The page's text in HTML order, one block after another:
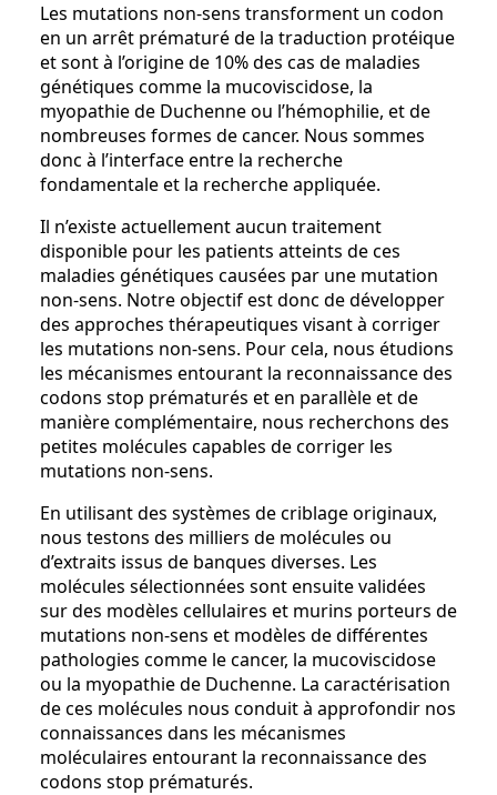
Les mutations non-sens transforment un codon
en un arrêt prématuré de la traduction protéique
et sont à l’origine de 10% des cas de maladies
génétiques comme la mucoviscidose, la
myopathie de Duchenne ou l’hémophilie, et de
nombreuses formes de cancer. Nous sommes
donc à l’interface entre la recherche
fondamentale et la recherche appliquée.
Il n’existe actuellement aucun traitement
disponible pour les patients atteints de ces
maladies génétiques causées par une mutation
non-sens. Notre objectif est donc de développer
des approches thérapeutiques visant à corriger
les mutations non-sens. Pour cela, nous étudions
les mécanismes entourant la reconnaissance des
codons stop prématurés et en parallèle et de
manière complémentaire, nous recherchons des
petites molécules capables de corriger les
mutations non-sens.
En utilisant des systèmes de criblage originaux,
nous testons des milliers de molécules ou
d’extraits issus de banques diverses. Les
molécules sélectionnées sont ensuite validées
sur des modèles cellulaires et murins porteurs de
mutations non-sens et modèles de différentes
pathologies comme le cancer, la mucoviscidose
ou la myopathie de Duchenne. La caractérisation
de ces molécules nous conduit à approfondir nos
connaissances dans les mécanismes
moléculaires entourant la reconnaissance des
codons stop prématurés.